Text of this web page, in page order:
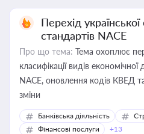
Перехід
стандартів NACE
Про що тема: Тема охоплює
класифікації видів
NACE, оновлення кодів КВЕД
зміни
Банківська діяльність
Фінансові послуги
+13